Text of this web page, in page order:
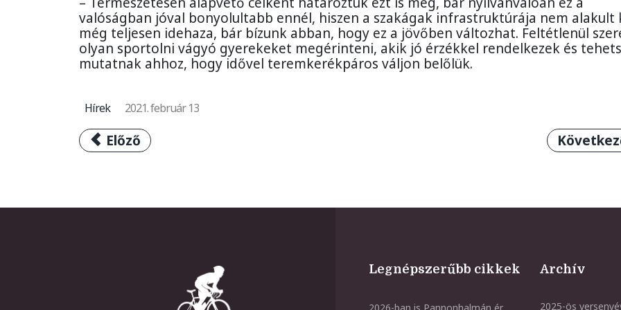
valóságban jóval bonyolultabb ennél, hiszen a szakágak infrastruktúrája nem alakult
még teljesen idehaza, bár bízunk abban, hogy ez a jövőben változhat. Feltétlenül
olyan sportolni vágyó gyerekeket megérinteni, akik jó érzékkel rendelkezek és
mutatnak ahhoz, hogy idővel teremkerékpáros váljon belőlük.
Hírek 2021. február 13
Előző cikk: A 2018-as V4 Special Series legjobbja már a Milánó-Sanremón is
Előző
Legnépszerűbb cikkek Archív
2025-ös